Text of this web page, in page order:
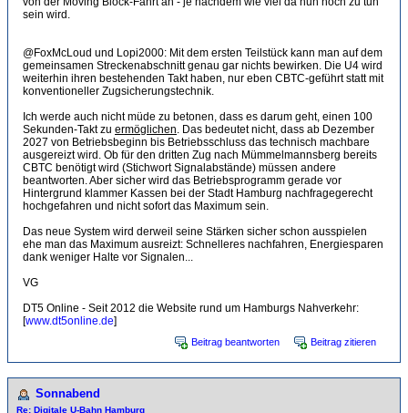
sein wird.
@FoxMcLoud und Lopi2000: Mit dem ersten Teilstück kann man auf dem
gemeinsamen Streckenabschnitt genau gar nichts bewirken. Die U4 wird
weiterhin ihren bestehenden Takt haben, nur eben CBTC-geführt statt mit
konventioneller Zugsicherungstechnik.
Ich werde auch nicht müde zu betonen, dass es darum geht, einen 100
Sekunden-Takt zu ermöglichen. Das bedeutet nicht, dass ab Dezember
2027 von Betriebsbeginn bis Betriebsschluss das technisch machbare
ausgereizt wird. Ob für den dritten Zug nach Mümmelmannsberg bereits
CBTC benötigt wird (Stichwort Signalabstände) müssen andere
beantworten. Aber sicher wird das Betriebsprogramm gerade vor
Hintergrund klammer Kassen bei der Stadt Hamburg nachfragegerecht
hochgefahren und nicht sofort das Maximum sein.
Das neue System wird derweil seine Stärken sicher schon ausspielen
ehe man das Maximum ausreizt: Schnelleres nachfahren, Energiesparen
dank weniger Halte vor Signalen...
VG
DT5 Online - Seit 2012 die Website rund um Hamburgs Nahverkehr:
[www.dt5online.de]
Beitrag beantworten Beitrag zitieren
Sonnabend
Re: Digitale U-Bahn Hamburg